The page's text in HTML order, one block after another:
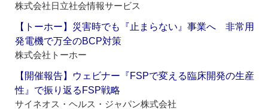
株式会社日立社会情報サービス
【トーホー】災害時でも『止まらない』事業へ 非常用
発電機で万全のBCP対策
株式会社トーホー
【開催報告】ウェビナー『FSPで変える臨床開発の生産
性』で振り返るFSP戦略
サイネオス・ヘルス・ジャパン株式会社